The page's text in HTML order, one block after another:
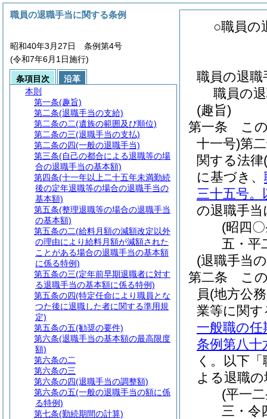
○職員の
職員の退
職員の
(趣旨)
第一条
こ
十一号)第
関する法律
に基づき、
三十五号。
の退職手
(昭四
五・平
(退職手当
第二条
こ
員(地方公
業等に関す
一般職の
条例第八十
く。以下
よる退職
(平一
三・令
職員の退職手当に関する条例
昭和40年3月27日 条例第4号
(令和7年6月1日施行)
条項目次
沿革
本則
第一条(趣旨)
第二条(退職手当の支給)
第二条の二(遺族の範囲及び順位)
第二条の三(退職手当の支払)
第二条の四(一般の退職手当)
第三条(自己の都合による退職等の場
合の退職手当の基本額)
第四条(十一年以上二十五年未満勤続
後の定年退職等の場合の退職手当の
基本額)
第五条(整理退職等の場合の退職手当
の基本額)
第五条の二(給料月額の減額改定以外
の理由により給料月額が減額された
ことがある場合の退職手当の基本額
に係る特例)
第五条の三(定年前早期退職者に対す
る退職手当の基本額に係る特例)
第五条の四(特定任命により職員とな
つた後に退職した者に関する準用規
定)
第五条の五(勧奨の要件)
第六条(退職手当の基本額の最高限度
額)
第六条の二
第六条の三
第六条の四(退職手当の調整額)
第六条の五(一般の退職手当の額に係
る特例)
第七条(勤続期間の計算)